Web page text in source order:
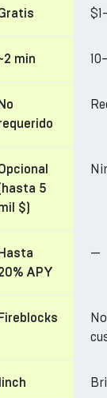
min
No
5
$)
Hasta
APY
—
Fireblocks